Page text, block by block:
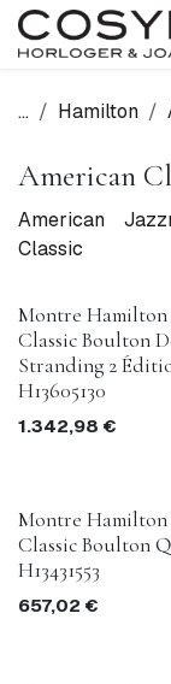
SE RENDRE AU
... Hamilton
American
American
Classic
En rupture de stock
Montre Hamilton
Classic Boulton
Stranding 2
H13605130
1.342,98 €
Montre Hamilton
Classic Boulton
H13431553
657,02 €